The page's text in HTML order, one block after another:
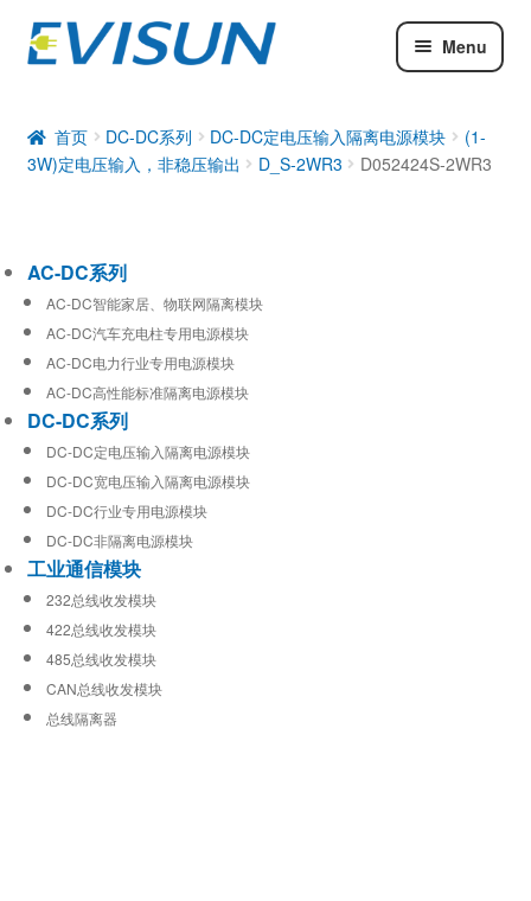
Menu
DC-DC系列
工业通信模块
首页 DC-DC系列 DC-DC定电压输入隔离电源模块
(1-
3W)定电压输入，非稳压输出
D_S-2WR3 D052424S-2WR3
AC-DC系列
AC-DC智能家居、物联网隔离模块
AC-DC汽车充电柱专用电源模块
AC-DC电力行业专用电源模块
AC-DC高性能标准隔离电源模块
DC-DC系列
DC-DC定电压输入隔离电源模块
DC-DC宽电压输入隔离电源模块
DC-DC行业专用电源模块
DC-DC非隔离电源模块
工业通信模块
232总线收发模块
422总线收发模块
485总线收发模块
CAN总线收发模块
总线隔离器